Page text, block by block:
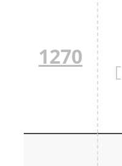
1270